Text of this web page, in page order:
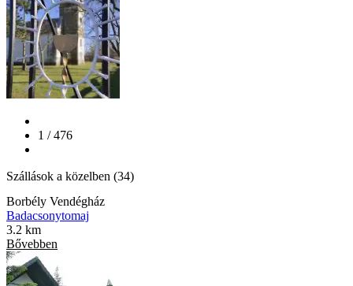
1 / 476
Szállások a közelben (34)
Borbély Vendégház
Badacsonytomaj
3.2 km
Bővebben